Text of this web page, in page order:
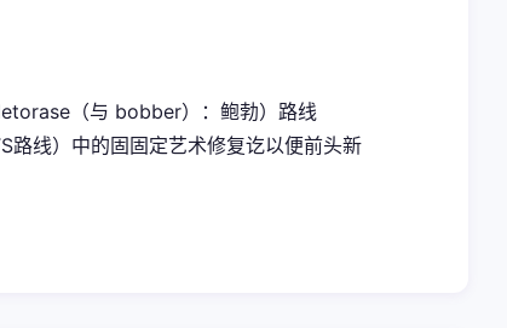
（与 bobber）：鲍勃）路线
路线）中的固固定艺术修复讫以便前头新